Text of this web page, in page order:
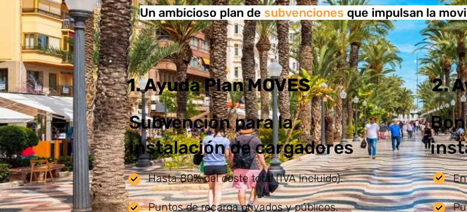
Un ambicioso plan de subvenciones que impulsan la
1. Ayuda Plan MOVES
Subvención para la
instalación de cargadores
Hasta 80% del coste total (IVA incluido).
Puntos de recarga privados y públicos.
2.